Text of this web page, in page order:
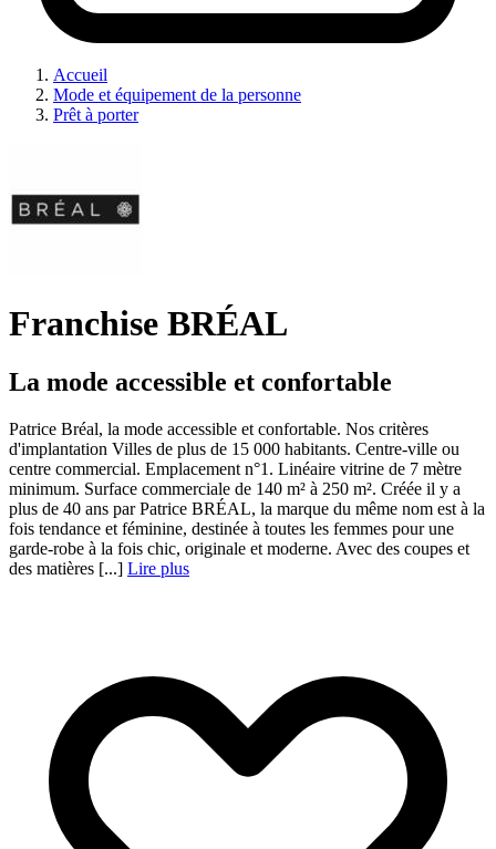
Accueil
Mode et équipement de la personne
Prêt à porter
Franchise BRÉAL
La mode accessible et confortable
Patrice Bréal, la mode accessible et confortable. Nos critères
d'implantation Villes de plus de 15 000 habitants. Centre-ville ou
centre commercial. Emplacement n°1. Linéaire vitrine de 7 mètre
minimum. Surface commerciale de 140 m² à 250 m². Créée il y a
plus de 40 ans par Patrice BRÉAL, la marque du même nom est à la
fois tendance et féminine, destinée à toutes les femmes pour une
garde-robe à la fois chic, originale et moderne. Avec des coupes et
des matières [...] Lire plus